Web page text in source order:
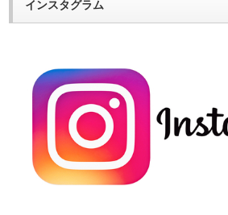
インスタグラム